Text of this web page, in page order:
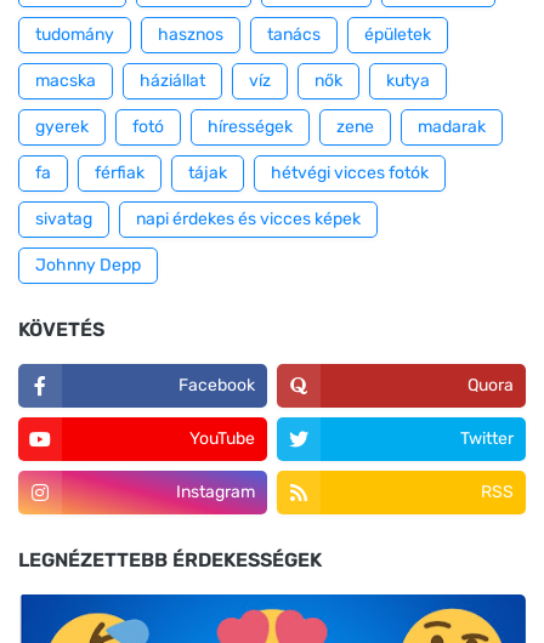
tudomány hasznos tanács épületek
macska háziállat víz nők kutya
gyerek fotó hírességek zene madarak
fa férfiak tájak hétvégi vicces fotók
sivatag napi érdekes és vicces képek
Johnny Depp
KÖVETÉS
Facebook Quora
YouTube Twitter
Instagram RSS
LEGNÉZETTEBB ÉRDEKESSÉGEK